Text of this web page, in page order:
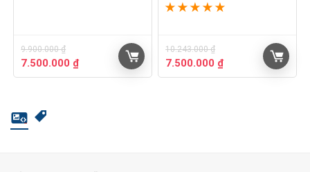
9.900.000₫
Giá
gốc
7.500.000 ₫Giá
hiện
★ ★ ★ ★ ★
10.243.000₫
Giá
gốc
7.500.000 ₫Giá
hiện